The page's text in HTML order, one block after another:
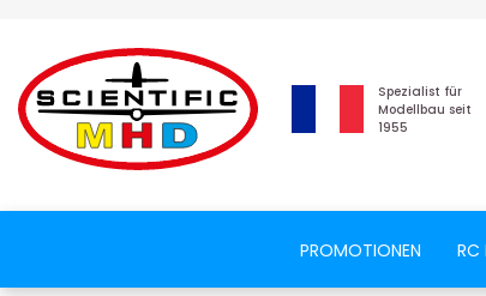
Spezialist für
Modellbau seit
1955
PROMOTIONEN